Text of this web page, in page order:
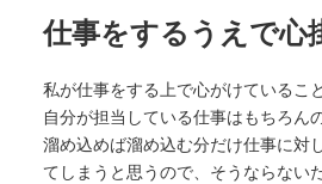
仕事をするうえで心
私が仕事をする上で心がけているこ
自分が担当している仕事はもちろん
溜め込めば溜め込む分だけ仕事に対
てしまうと思うので、そうならない